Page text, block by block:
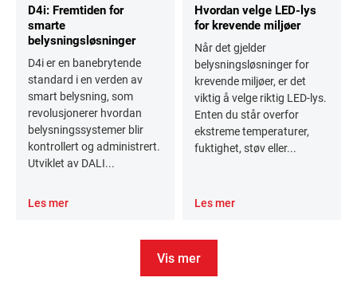
D4i: Fremtiden for
smarte
belysningsløsninger
D4i er en banebrytende
standard i en verden av
smart belysning, som
revolusjonerer hvordan
belysningssystemer blir
kontrollert og administrert.
Utviklet av DALI...
Les mer
Hvordan velge LED-lys
for krevende miljøer
Når det gjelder
belysningsløsninger for
krevende miljøer, er det
viktig å velge riktig LED-lys.
Enten du står overfor
ekstreme temperaturer,
fuktighet, støv eller...
Les mer
Vis mer